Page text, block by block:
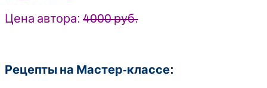
Цена автора: 4000 руб.
Рецепты на Мастер-классе: